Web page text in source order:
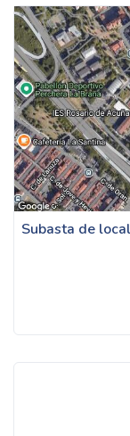
Subasta de